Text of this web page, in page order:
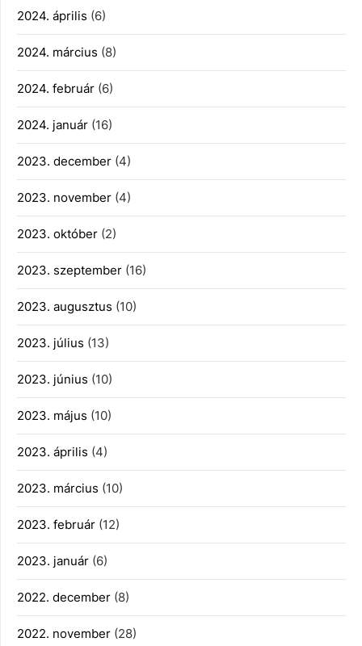
2024. április (6)
2024. március (8)
2024. február (6)
2024. január (16)
2023. december (4)
2023. november (4)
2023. október (2)
2023. szeptember (16)
2023. augusztus (10)
2023. július (13)
2023. június (10)
2023. május (10)
2023. április (4)
2023. március (10)
2023. február (12)
2023. január (6)
2022. december (8)
2022. november (28)